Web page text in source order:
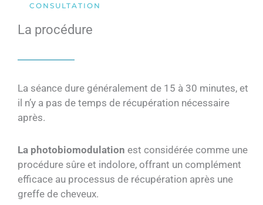
CONSULTATION
La procédure
La séance dure généralement de 15 à 30 minutes, et
il n’y a pas de temps de récupération nécessaire
après.
La photobiomodulation est considérée comme une
procédure sûre et indolore, offrant un complément
efficace au processus de récupération après une
greffe de cheveux.